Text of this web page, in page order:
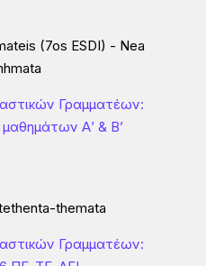
Γραμματέων:
Α’ & Β’
Γραμματέων: